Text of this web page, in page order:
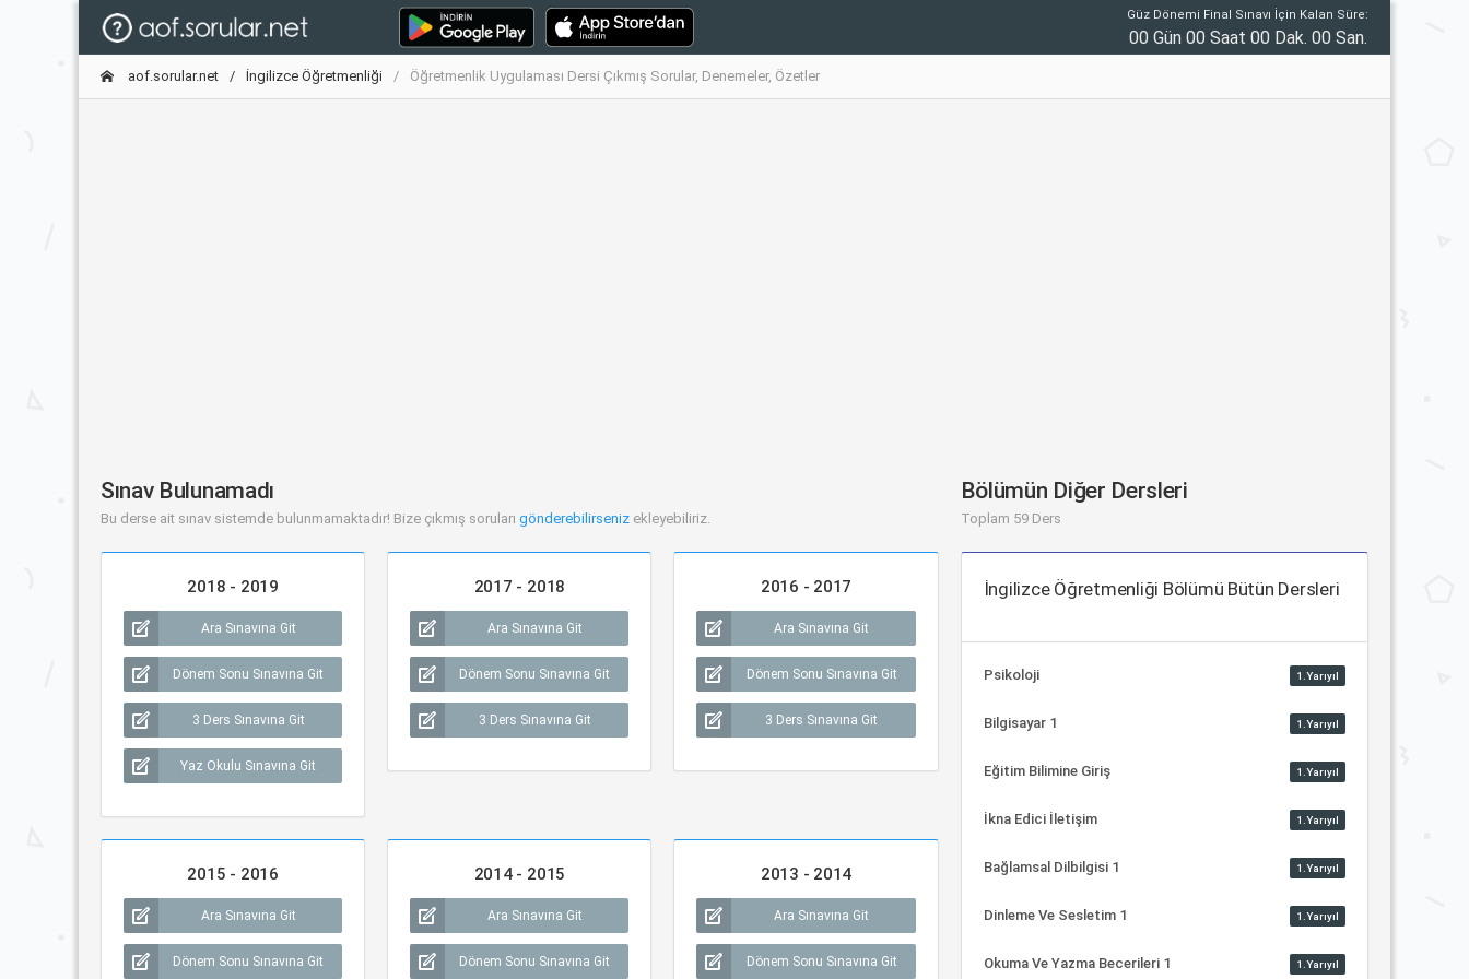
Güz Dönemi Final Sınavı İçin Kalan Süre:
00 Gün 00 Saat 00 Dak. 00 San.
aof.sorular.net İngilizce Öğretmenliği Öğretmenlik Uygulaması Dersi Çıkmış Sorular, Denemeler, Özetler
Sınav Bulunamadı
Bu derse ait sınav sistemde bulunmamaktadır! Bize çıkmış soruları gönderebilirseniz ekleyebiliriz.
2018 - 2019
Ara Sınavına Git
Dönem Sonu Sınavına Git
3 Ders Sınavına Git
Yaz Okulu Sınavına Git
2017 - 2018
Ara Sınavına Git
Dönem Sonu Sınavına Git
3 Ders Sınavına Git
2016 - 2017
Ara Sınavına Git
Dönem Sonu Sınavına Git
3 Ders Sınavına Git
2015 - 2016
Ara Sınavına Git
Dönem Sonu Sınavına Git
2014 - 2015
Ara Sınavına Git
Dönem Sonu Sınavına Git
2013 - 2014
Ara Sınavına Git
Dönem Sonu Sınavına Git
Bölümün Diğer Dersleri
Toplam 59 Ders
İngilizce Öğretmenliği Bölümü Bütün Dersleri
Psikoloji 1.Yarıyıl
Bilgisayar 1 1.Yarıyıl
Eğitim Bilimine Giriş 1.Yarıyıl
İkna Edici İletişim 1.Yarıyıl
Bağlamsal Dilbilgisi 1 1.Yarıyıl
Dinleme Ve Sesletim 1 1.Yarıyıl
Okuma Ve Yazma Becerileri 1 1.Yarıyıl